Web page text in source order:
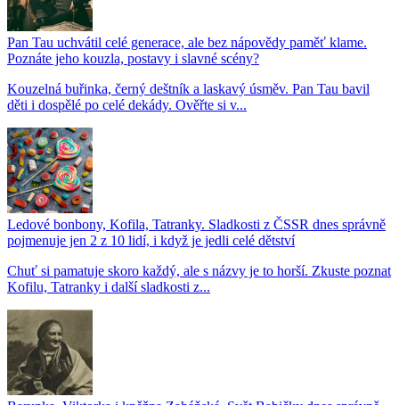
Pan Tau uchvátil celé generace, ale bez nápovědy paměť klame.
Poznáte jeho kouzla, postavy i slavné scény?
Kouzelná buřinka, černý deštník a laskavý úsměv. Pan Tau bavil
děti i dospělé po celé dekády. Ověřte si v...
Ledové bonbony, Kofila, Tatranky. Sladkosti z ČSSR dnes správně
pojmenuje jen 2 z 10 lidí, i když je jedli celé dětství
Chuť si pamatuje skoro každý, ale s názvy je to horší. Zkuste poznat
Kofilu, Tatranky i další sladkosti z...